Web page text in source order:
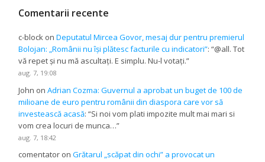
Comentarii recente
c-block onDeputatul Mircea Govor, mesaj dur pentru premierul
Bolojan: „Românii nu își plătesc facturile cu indicatori”: “@all. Tot
vă repet și nu mă ascultați. E simplu. Nu-l votați.”
aug. 7, 19:08
John onAdrian Cozma: Guvernul a aprobat un buget de 100 de
milioane de euro pentru românii din diaspora care vor să
investească acasă: “Si noi vom plati impozite mult mai mari si
vom crea locuri de munca…”
aug. 7, 18:42
comentator onGrătarul „scăpat din ochi” a provocat un